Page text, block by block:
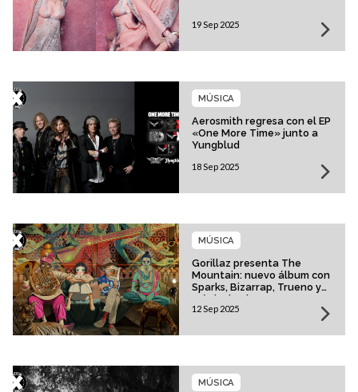
19 Sep 2025
Aerosmith regresa con el EP
«One More Time» junto a
Yungblud
MÚSICA
18 Sep 2025
Gorillaz presenta The
Mountain: nuevo álbum con
Sparks, Bizarrap, Trueno y
más invitados
MÚSICA
12 Sep 2025
MÚSICA